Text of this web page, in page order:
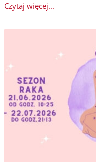
Czytaj więcej...